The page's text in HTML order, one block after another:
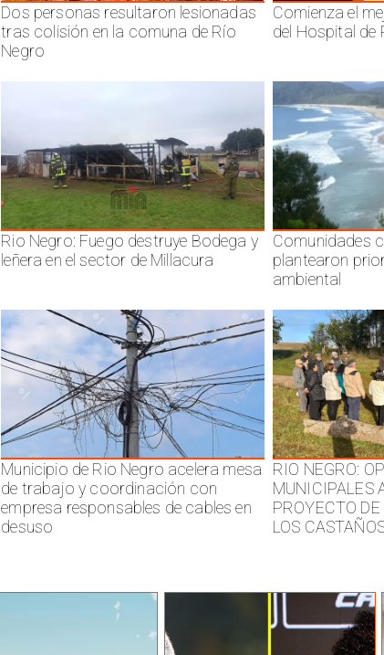
Dos personas resultaron lesionadas
tras colisión en la comuna de Río
Negro
Comienza el
del Hospital de
Rio Negro: Fuego destruye Bodega y
leñera en el sector de Millacura
Comunidades
plantearon
ambiental
Municipio de Rio Negro acelera mesa
de trabajo y coordinación con
empresa responsables de cables en
desuso
RIO NEGRO:
MUNICIPALES
PROYECTO
LOS